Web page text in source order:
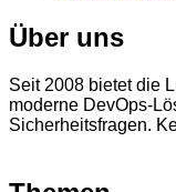
Über uns
Seit 2008 bietet die
moderne DevOps-
Sicherheitsfragen.